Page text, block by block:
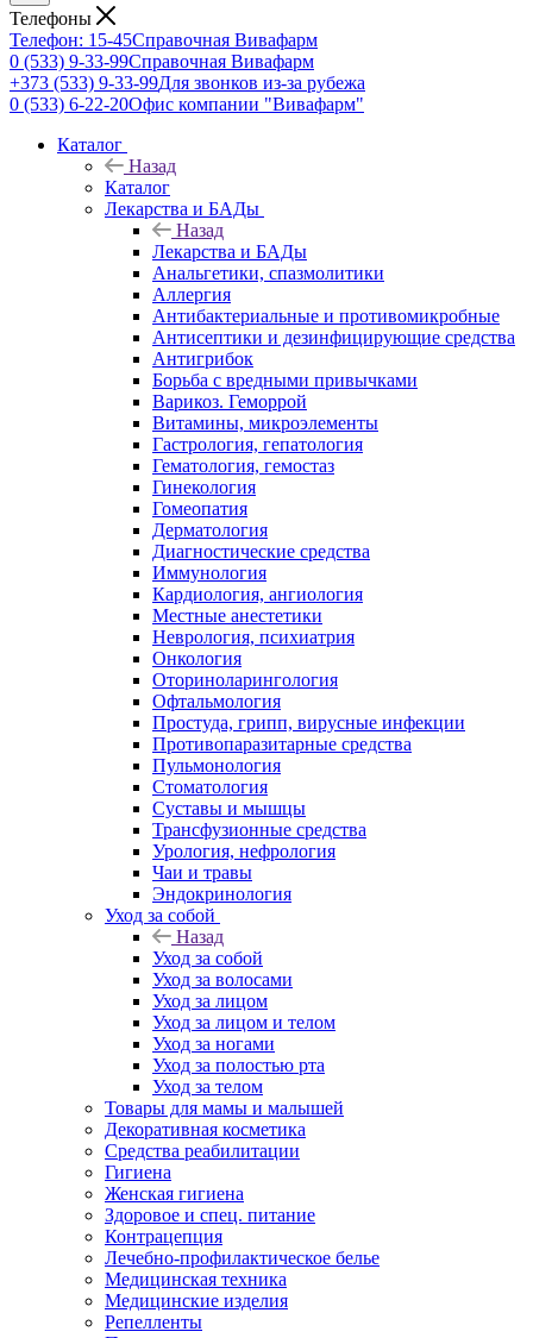
Телефоны
Телефон: 15-45Справочная Вивафарм
0 (533) 9-33-99Справочная Вивафарм
+373 (533) 9-33-99Для звонков из-за рубежа
0 (533) 6-22-20Офис компании "Вивафарм"
Каталог
Назад
Каталог
Лекарства и БАДы
Назад
Лекарства и БАДы
Анальгетики, спазмолитики
Аллергия
Антибактериальные и противомикробные
Антисептики и дезинфицирующие средства
Антигрибок
Борьба с вредными привычками
Варикоз. Геморрой
Витамины, микроэлементы
Гастрология, гепатология
Гематология, гемостаз
Гинекология
Гомеопатия
Дерматология
Диагностические средства
Иммунология
Кардиология, ангиология
Местные анестетики
Неврология, психиатрия
Онкология
Оториноларингология
Офтальмология
Простуда, грипп, вирусные инфекции
Противопаразитарные средства
Пульмонология
Стоматология
Суставы и мышцы
Трансфузионные средства
Урология, нефрология
Чаи и травы
Эндокринология
Уход за собой
Назад
Уход за собой
Уход за волосами
Уход за лицом
Уход за лицом и телом
Уход за ногами
Уход за полостью рта
Уход за телом
Товары для мамы и малышей
Декоративная косметика
Средства реабилитации
Гигиена
Женская гигиена
Здоровое и спец. питание
Контрацепция
Лечебно-профилактическое белье
Медицинская техника
Медицинские изделия
Репелленты